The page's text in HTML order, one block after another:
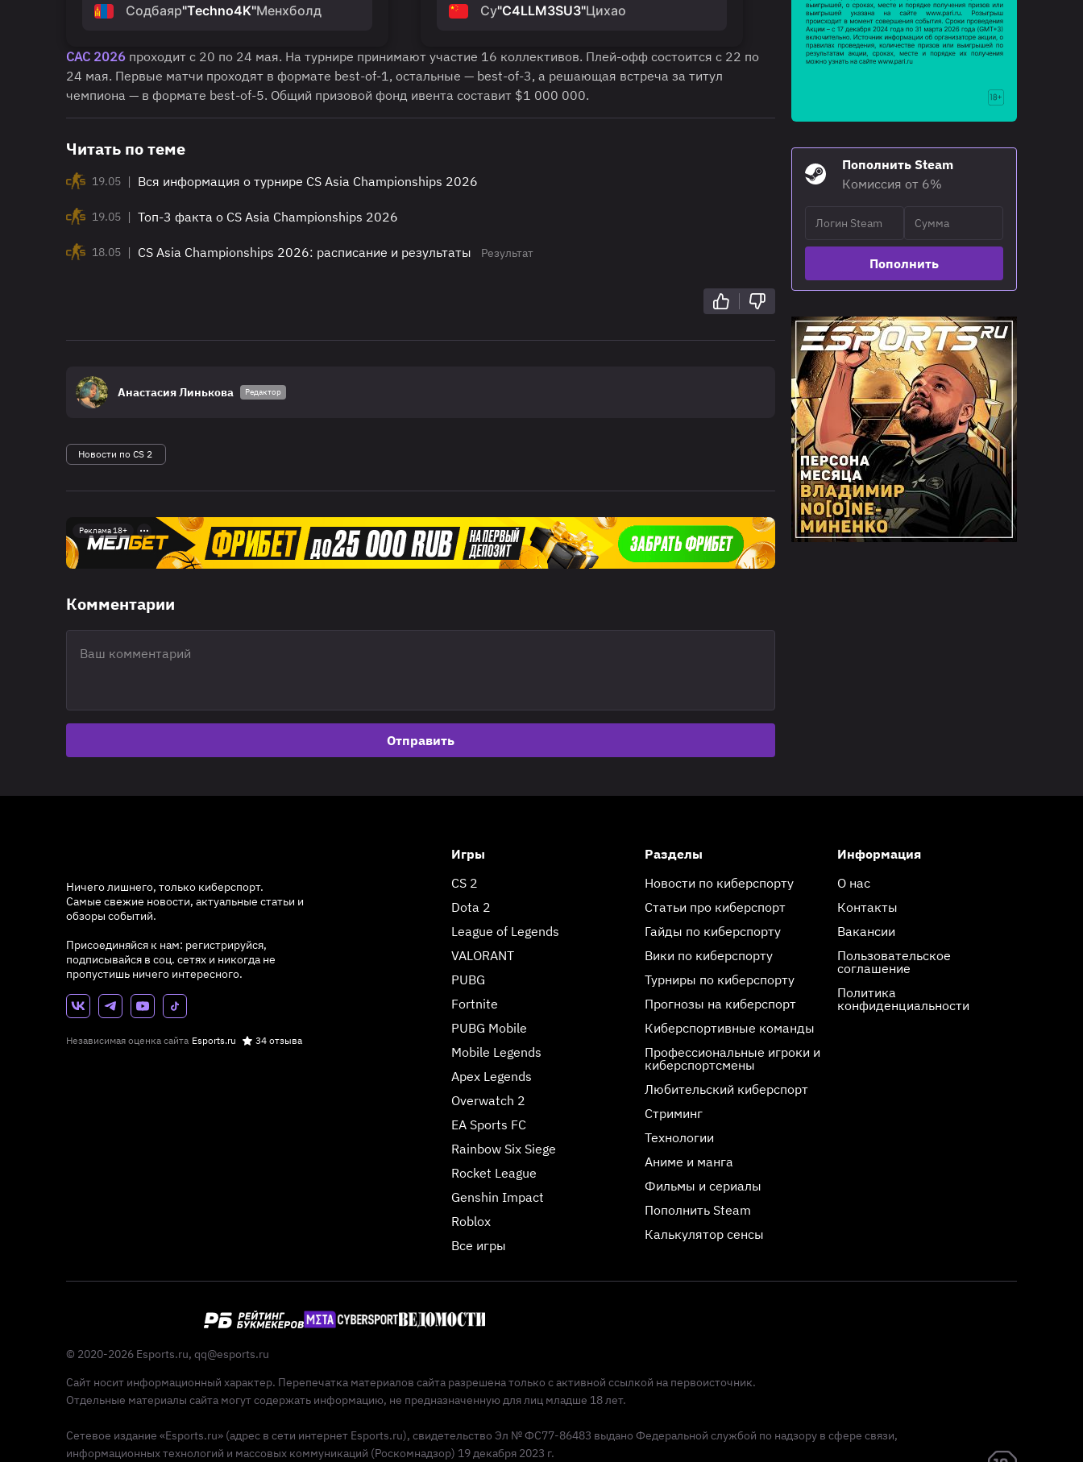
Содбаяр"Techno4K"Менхболд Су"C4LLM3SU3"Цихао
САС 2026 проходит с 20 по 24 мая. На турнире принимают участие 16 коллективов. Плей-офф состоится с 22 по
24 мая. Первые матчи проходят в формате best-of-1, остальные — best-of-3, а решающая встреча за титул
чемпиона — в формате best-of-5. Общий призовой фонд ивента составит $1 000 000.
Читать по теме
19.05 | Вся информация о турнире CS Asia Championships 2026
19.05 | Топ-3 факта о CS Asia Championships 2026
18.05 | CS Asia Championships 2026: расписание и результаты Результат
Анастасия Линькова Редактор
Новости по CS 2
Реклама 18+
Комментарии
Отправить
Пополнить Steam
Комиссия от 6%
Пополнить
Ничего лишнего, только киберспорт.
Самые свежие новости, актуальные статьи и
обзоры событий.
Присоединяйся к нам: регистрируйся,
подписывайся в соц. сетях и никогда не
пропустишь ничего интересного.
Независимая оценка сайта Esports.ru 34 отзыва
Игры
CS 2
Dota 2
League of Legends
VALORANT
PUBG
Fortnite
PUBG Mobile
Mobile Legends
Apex Legends
Overwatch 2
EA Sports FC
Rainbow Six Siege
Rocket League
Genshin Impact
Roblox
Все игры
Разделы
Новости по киберспорту
Статьи про киберспорт
Гайды по киберспорту
Вики по киберспорту
Турниры по киберспорту
Прогнозы на киберспорт
Киберспортивные команды
Профессиональные игроки и
киберспортсмены
Любительский киберспорт
Стриминг
Технологии
Аниме и манга
Фильмы и сериалы
Пополнить Steam
Калькулятор сенсы
Информация
О нас
Контакты
Вакансии
Пользовательское
соглашение
Политика
конфиденциальности
© 2020-2026 Esports.ru, qq@esports.ru
Сайт носит информационный характер. Перепечатка материалов сайта разрешена только с активной ссылкой на первоисточник.
Отдельные материалы сайта могут содержать информацию, не предназначенную для лиц младше 18 лет.
Сетевое издание «Esports.ru» (адрес в сети интернет Esports.ru), свидетельство Эл № ФС77-86483 выдано Федеральной службой по надзору в сфере связи,
информационных технологий и массовых коммуникаций (Роскомнадзор) 19 декабря 2023 г.